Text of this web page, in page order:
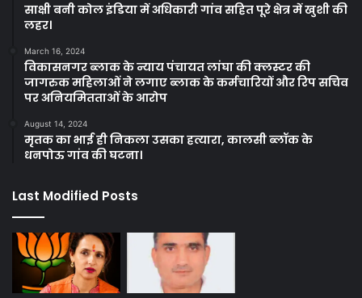
साक्षी बनी कोल इंडिया में अधिकारी गांव सहित पूरे क्षेत्र में खुशी की
लहर।
March 16, 2024
विकासनगर ब्लाक के न्याय पंचायत लांघा की क्लस्टर की
जागरुक महिलाओं ने लगाए ब्लाक के कर्मचारियों और रिप सचिव
पर अनियमितताओं के आरोप
August 14, 2024
मृतक का भाई ही निकला उसका हत्यारा, कालसी ब्लॉक के
धनपोऊ गांव की घटना।
Last Modified Posts